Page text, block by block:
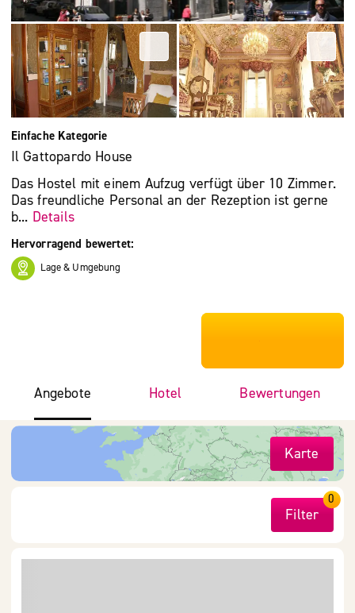
Einfache Kategorie
Il Gattopardo House
Das Hostel mit einem Aufzug verfügt über 10 Zimmer.
Das freundliche Personal an der Rezeption ist gerne
b... Details
Hervorragend bewertet:
Lage & Umgebung
Angebote Hotel Bewertungen
Karte
Filter
0